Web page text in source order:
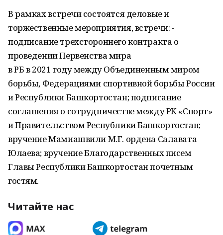
В рамках встречи состоятся деловые и
торжественные мероприятия, встречи: -
подписание трехстороннего контракта о
проведении Первенства мира
в РБ в 2021 году между Объединенным миром
борьбы, Федерациями спортивной борьбы России
и Республики Башкортостан; подписание
соглашения о сотрудничестве между РК «Спорт»
и Правительством Республики Башкортостан;
вручение Мамиашвили М.Г. ордена Салавата
Юлаева; вручение Благодарственных писем
Главы Республики Башкортостан почетным
гостям.
Читайте нас